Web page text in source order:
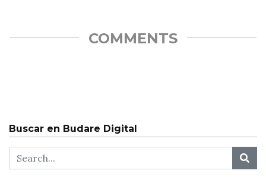
COMMENTS
Buscar en Budare Digital